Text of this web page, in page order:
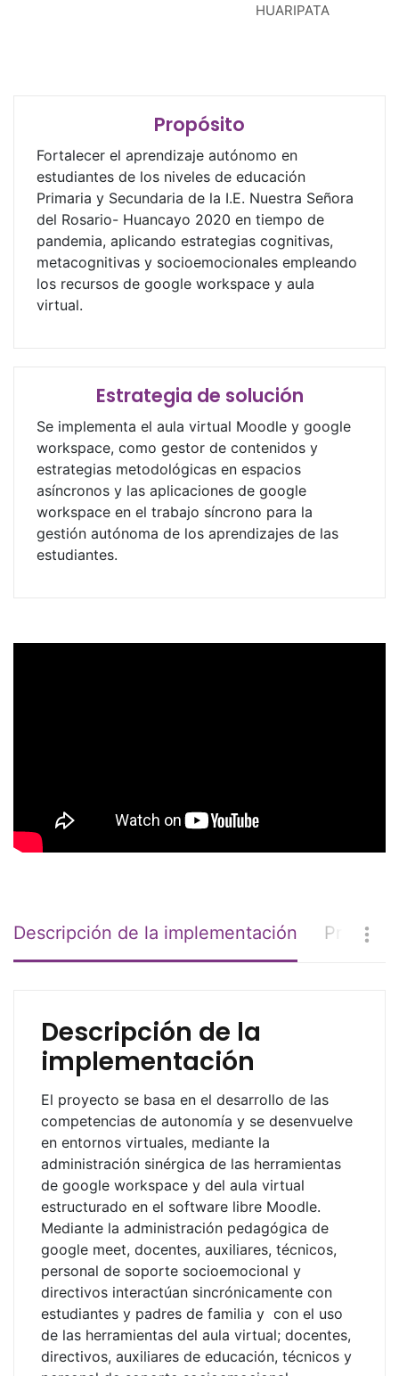
HUARIPATA
Propósito
Fortalecer el aprendizaje autónomo en
estudiantes de los niveles de educación
Primaria y Secundaria de la I.E. Nuestra Señora
del Rosario- Huancayo 2020 en tiempo de
pandemia, aplicando estrategias cognitivas,
metacognitivas y socioemocionales empleando
los recursos de google workspace y aula
virtual.
Estrategia de solución
Se implementa el aula virtual Moodle y google
workspace, como gestor de contenidos y
estrategias metodológicas en espacios
asíncronos y las aplicaciones de google
workspace en el trabajo síncrono para la
gestión autónoma de los aprendizajes de las
estudiantes.
Descripción de la implementación
Descripción de la
implementación
El proyecto se basa en el desarrollo de las
competencias de autonomía y se desenvuelve
en entornos virtuales, mediante la
administración sinérgica de las herramientas
de google workspace y del aula virtual
estructurado en el software libre Moodle.
Mediante la administración pedagógica de
google meet, docentes, auxiliares, técnicos,
personal de soporte socioemocional y
directivos interactúan sincrónicamente con
estudiantes y padres de familia y con el uso
de las herramientas del aula virtual; docentes,
directivos, auxiliares de educación, técnicos y